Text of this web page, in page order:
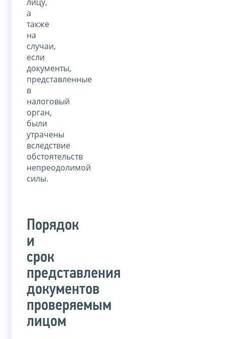
а
также
на
случаи,
если
документы,
представленные
в
налоговый
орган,
были
утрачены
вследствие
обстоятельств
непреодолимой
силы.
Порядок
и
срок
представления
документов
проверяемым
лицом